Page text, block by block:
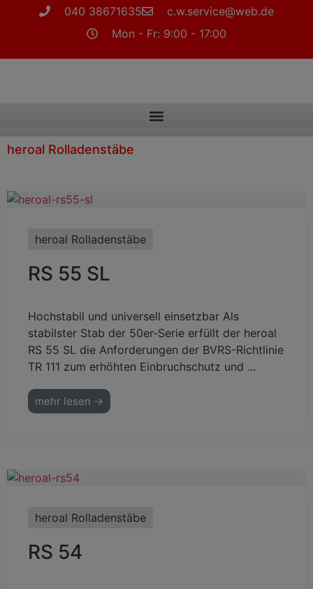
040 38671635
c.w.service@web.de
Mon - Fr: 9:00 - 17:00
heroal Rolladenstäbe
heroal Rolladenstäbe
RS 55 SL
Hochstabil und universell einsetzbar Als
stabilster Stab der 50er-Serie erfüllt der heroal
RS 55 SL die Anforderungen der BVRS-Richtlinie
TR 111 zum erhöhten Einbruchschutz und ...
mehr lesen →
heroal Rolladenstäbe
RS 54